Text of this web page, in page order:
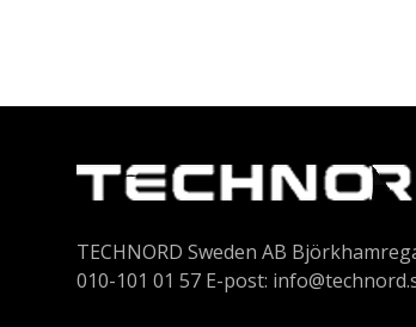
TECHNORD Sweden AB
010-101 01 57 E-post: